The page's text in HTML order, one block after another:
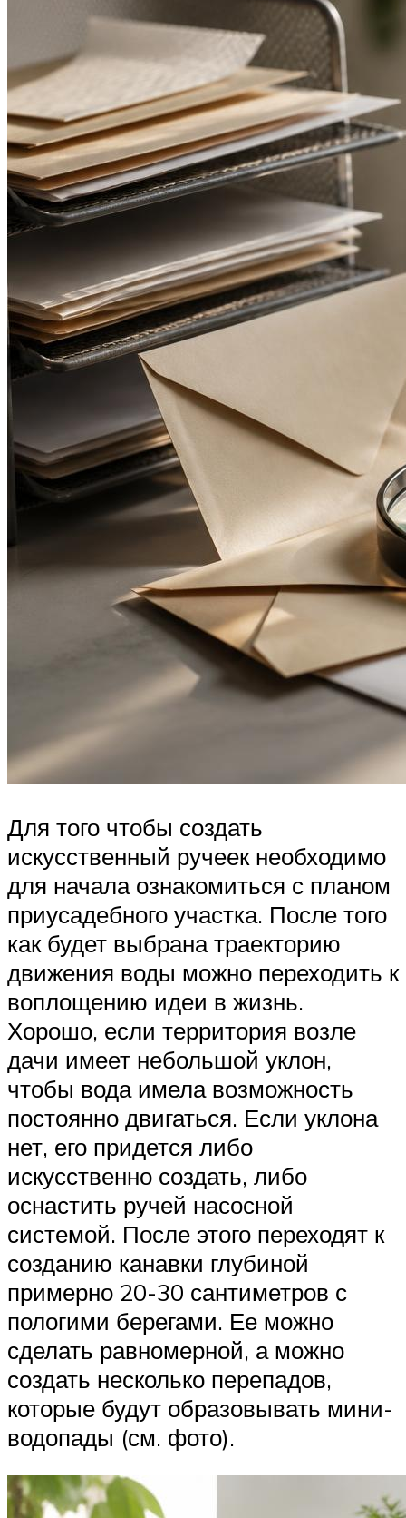
Для того чтобы создать
искусственный ручеек необходимо
для начала ознакомиться с планом
приусадебного участка. После того
как будет выбрана траекторию
движения воды можно переходить к
воплощению идеи в жизнь.
Хорошо, если территория возле
дачи имеет небольшой уклон,
чтобы вода имела возможность
постоянно двигаться. Если уклона
нет, его придется либо
искусственно создать, либо
оснастить ручей насосной
системой. После этого переходят к
созданию канавки глубиной
примерно 20-30 сантиметров с
пологими берегами. Ее можно
сделать равномерной, а можно
создать несколько перепадов,
которые будут образовывать мини-
водопады (см. фото).